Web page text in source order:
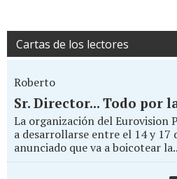
Cartas de los lectores
Roberto
Sr. Director... Todo por
La organización del Eurovision
a desarrollarse entre el 14 y 17
anunciado que va a boicotear